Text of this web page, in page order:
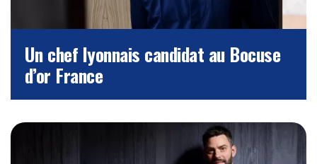
Un chef lyonnais candidat au Bocuse
d’or France